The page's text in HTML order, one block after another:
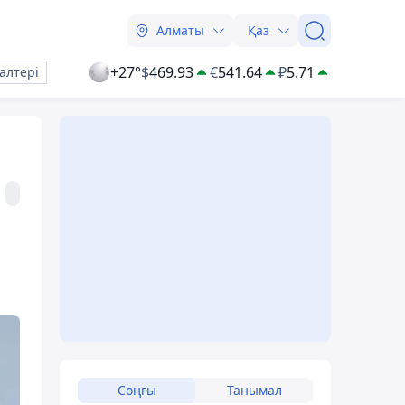
Алматы Қаз
+27°$469.93 €541.64 ₽5.71
Соңғы Танымал